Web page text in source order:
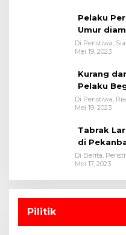
Pelaku
Umur
Polsek
Di Peristiwa,
Mei 19, 2023
Kurang
Pelaku
Di Peristiwa,
Mei 19, 2023
Tabrak
di
Di Berita,
Mei 17, 2023
Pilitik